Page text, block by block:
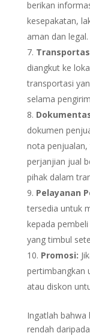
berikan
kesepakatan,
aman dan legal.
diangkut ke
transportasi
selama
dokumen
nota
perjanjian jual
pihak dalam
Pelayanan
tersedia untuk
kepada
yang timbul
Promosi:
pertimbangkan
atau diskon
Ingatlah bahwa
rendah